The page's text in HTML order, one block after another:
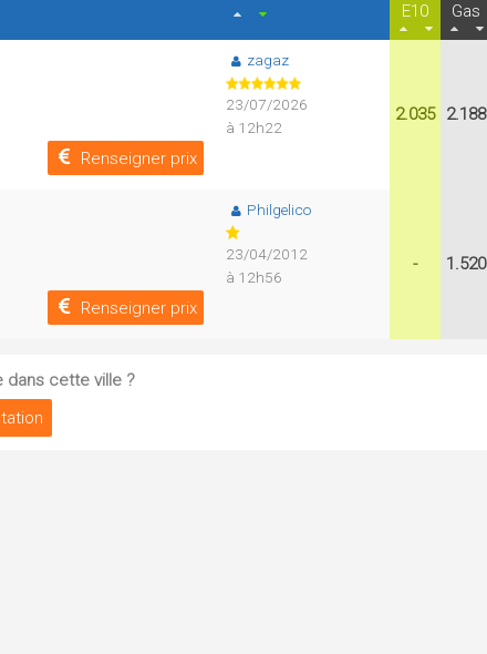
E10
Gas
Renseigner prix
zagaz
23/07/2026
à 12h22
2.035 2.188
Renseigner prix
Philgelico
23/04/2012
à 12h56
- 1.520
dans cette ville ?